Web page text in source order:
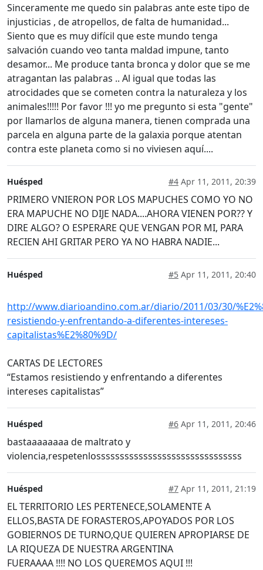
Sinceramente me quedo sin palabras ante este tipo de
injusticias , de atropellos, de falta de humanidad...
Siento que es muy difícil que este mundo tenga
salvación cuando veo tanta maldad impune, tanto
desamor... Me produce tanta bronca y dolor que se me
atragantan las palabras .. Al igual que todas las
atrocidades que se cometen contra la naturaleza y los
animales!!!!! Por favor !!! yo me pregunto si esta "gente"
por llamarlos de alguna manera, tienen comprada una
parcela en alguna parte de la galaxia porque atentan
contra este planeta como si no viviesen aquí....
Huésped #4 Apr 11, 2011, 20:39
PRIMERO VNIERON POR LOS MAPUCHES COMO YO NO
ERA MAPUCHE NO DIJE NADA....AHORA VIENEN POR?? Y
DIRE ALGO? O ESPERARE QUE VENGAN POR MI, PARA
RECIEN AHI GRITAR PERO YA NO HABRA NADIE...
Huésped #5 Apr 11, 2011, 20:40
http://www.diarioandino.com.ar/diario/2011/03/30/
resistiendo-y-enfrentando-a-diferentes-intereses-
capitalistas%E2%80%9D/
CARTAS DE LECTORES
“Estamos resistiendo y enfrentando a diferentes
intereses capitalistas”
Huésped #6 Apr 11, 2011, 20:46
bastaaaaaaaa de maltrato y
violencia,respetenlosssssssssssssssssssssssssssssss
Huésped #7 Apr 11, 2011, 21:19
EL TERRITORIO LES PERTENECE,SOLAMENTE A
ELLOS,BASTA DE FORASTEROS,APOYADOS POR LOS
GOBIERNOS DE TURNO,QUE QUIEREN APROPIARSE DE
LA RIQUEZA DE NUESTRA ARGENTINA
FUERAAAA !!!! NO LOS QUEREMOS AQUI !!!